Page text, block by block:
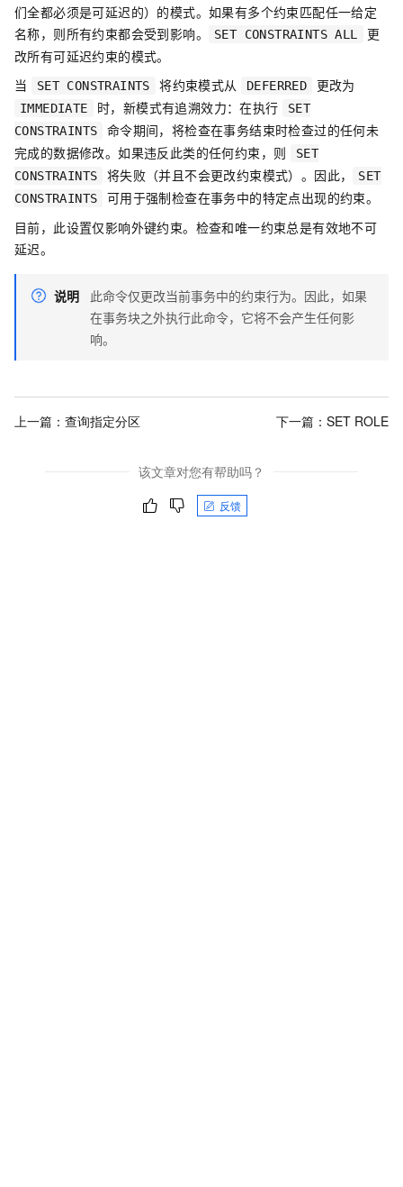
们全都必须是可延迟的）的模式。如果有多个约束匹配任一给定
名称，则所有约束都会受到影响。
SET CONSTRAINTS ALL
更
改所有可延迟约束的模式。
当
SET CONSTRAINTS 将约束模式从 DEFERRED 更改为
IMMEDIATE 时，新模式有追溯效力：在执行
SET
CONSTRAINTS
命令期间，将检查在事务结束时检查过的任何未
完成的数据修改。如果违反此类的任何约束，则
SET
CONSTRAINTS
将失败（并且不会更改约束模式）。因此，
SET
CONSTRAINTS
可用于强制检查在事务中的特定点出现的约束。
目前，此设置仅影响外键约束。检查和唯一约束总是有效地不可
延迟。
说明
此命令仅更改当前事务中的约束行为。因此，如果
在事务块之外执行此命令，它将不会产生任何影
响。
上一篇： 查询指定分区 下一篇： SET ROLE
该文章对您有帮助吗？
反馈